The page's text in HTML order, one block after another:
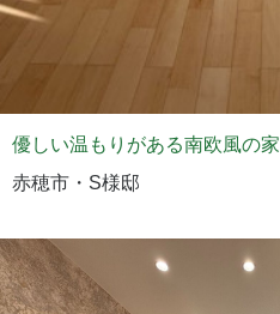
優しい温もりがある南欧風の家
赤穂市・S様邸